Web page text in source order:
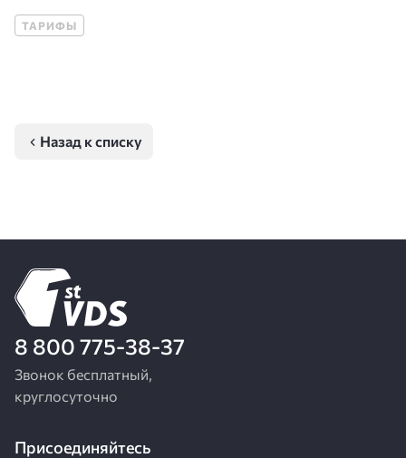
ТАРИФЫ
Назад к списку
8 800 775-38-37
Звонок бесплатный,
круглосуточно
Присоединяйтесь